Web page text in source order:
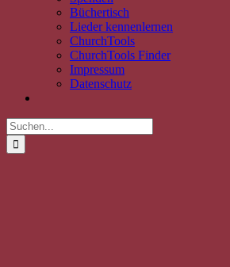
Büchertisch
Lieder kennenlernen
ChurchTools
ChurchTools Finder
Impressum
Datenschutz
Suche
nach: